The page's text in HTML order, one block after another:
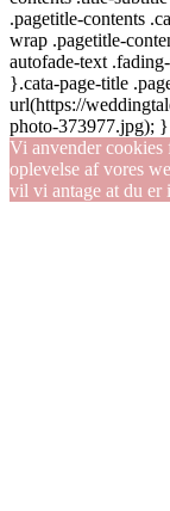
.pagetitle-contents
wrap .pagetitle-
autofade-text
}.cata-page-title
url(https://
photo-373977.jpg); }
Vi anvender cookies
oplevelse af vores
vil vi antage at du er